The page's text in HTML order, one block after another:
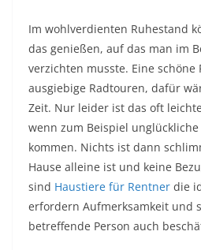
Im wohlverdienten Ruhestand
das genießen, auf das man im
verzichten musste. Eine schöne
ausgiebige Radtouren, dafür
Zeit. Nur leider ist das oft
wenn zum Beispiel
kommen. Nichts ist dann
Hause alleine ist und keine
sind Haustiere für Rentner die
erfordern Aufmerksamkeit und
betreffende Person auch